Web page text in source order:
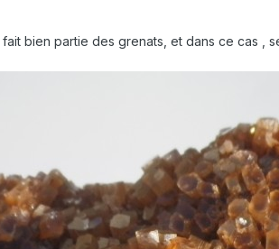
bien partie des grenats, et dans ce cas